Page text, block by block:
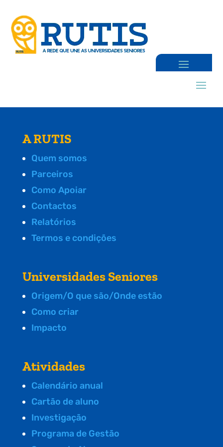
A RUTIS
Quem somos
Parceiros
Como Apoiar
Contactos
Relatórios
Termos e condições
Universidades Seniores
Origem/O que são/Onde estão
Como criar
Impacto
Atividades
Calendário anual
Cartão de aluno
Investigação
Programa de Gestão